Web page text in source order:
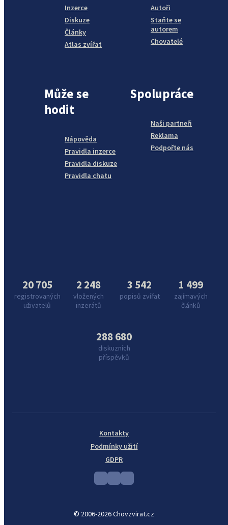
Inzerce
Diskuze
Články
Atlas zvířat
Autoři
Staňte se
autorem
Chovatelé
Může se
hodit
Nápověda
Pravidla inzerce
Pravidla diskuze
Pravidla chatu
Spolupráce
Naši partneři
Reklama
Podpořte nás
20 705
registrovaných
uživatelů
2 248
vložených
inzerátů
3 542
popisů zvířat
1 499
zajímavých
článků
288 680
diskuzních
příspěvků
© 2006-2026 Chovzvirat.cz
Kontakty
Podmínky užití
GDPR